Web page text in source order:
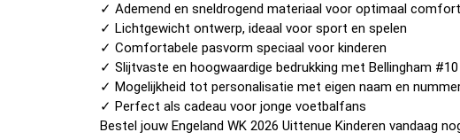
✓ Ademend en sneldrogend materiaal voor optimaal comfort
✓ Lichtgewicht ontwerp, ideaal voor sport en spelen
✓ Comfortabele pasvorm speciaal voor kinderen
✓ Slijtvaste en hoogwaardige bedrukking met Bellingham #10
✓ Mogelijkheid tot personalisatie met eigen naam en
✓ Perfect als cadeau voor jonge voetbalfans
Bestel jouw Engeland WK 2026 Uittenue Kinderen vandaag